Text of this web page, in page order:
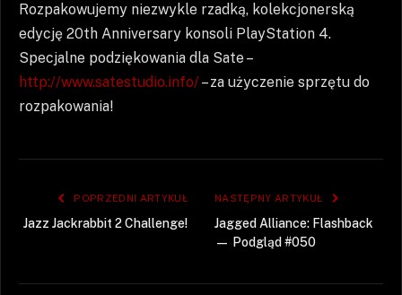
Rozpakowujemy niezwykle rzadką, kolekcjonerską
edycję 20th Anniversary konsoli PlayStation 4.
Specjalne podziękowania dla Sate –
http://www.satestudio.info/– za użyczenie sprzętu do
rozpakowania!
POPRZEDNI ARTYKUŁ
Jazz Jackrabbit 2 Challenge!
NASTĘPNY ARTYKUŁ
Jagged Alliance: Flashback
— Podgląd #050